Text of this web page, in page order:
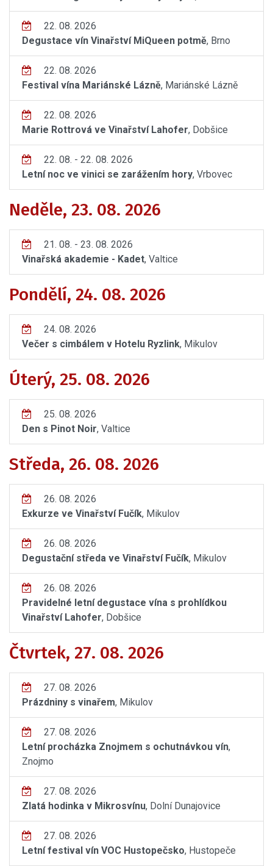
22. 08. 2026
Degustace vín Vinařství MiQueen potmě, Brno
22. 08. 2026
Festival vína Mariánské Lázně, Mariánské Lázně
22. 08. 2026
Marie Rottrová ve Vinařství Lahofer, Dobšice
22. 08. - 22. 08. 2026
Letní noc ve vinici se zarážením hory, Vrbovec
Neděle, 23. 08. 2026
21. 08. - 23. 08. 2026
Vinařská akademie - Kadet, Valtice
Pondělí, 24. 08. 2026
24. 08. 2026
Večer s cimbálem v Hotelu Ryzlink, Mikulov
Úterý, 25. 08. 2026
25. 08. 2026
Den s Pinot Noir, Valtice
Středa, 26. 08. 2026
26. 08. 2026
Exkurze ve Vinařství Fučík, Mikulov
26. 08. 2026
Degustační středa ve Vinařství Fučík, Mikulov
26. 08. 2026
Pravidelné letní degustace vína s prohlídkou
Vinařství Lahofer, Dobšice
Čtvrtek, 27. 08. 2026
27. 08. 2026
Prázdniny s vinařem, Mikulov
27. 08. 2026
Letní procházka Znojmem s ochutnávkou vín,
Znojmo
27. 08. 2026
Zlatá hodinka v Mikrosvínu, Dolní Dunajovice
27. 08. 2026
Letní festival vín VOC Hustopečsko, Hustopeče